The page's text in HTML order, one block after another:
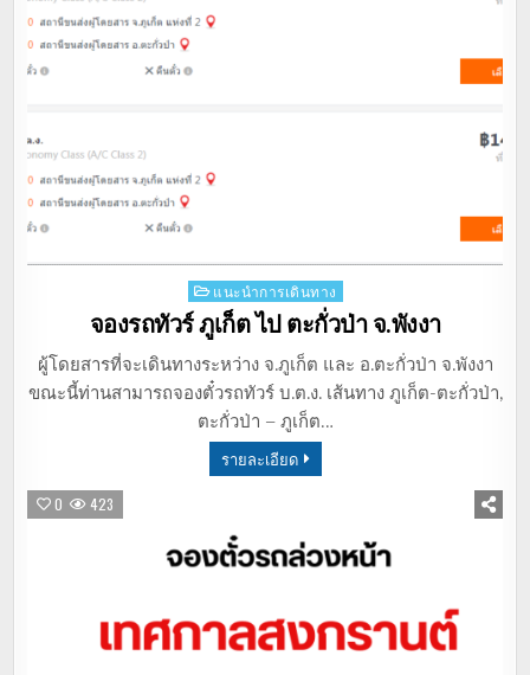
Posted
in
แนะนำการเดินทาง
จองรถทัวร์ ภูเก็ต ไป ตะกั่วป่า จ.พังงา
ผู้โดยสารที่จะเดินทางระหว่าง จ.ภูเก็ต และ อ.ตะกั่วป่า จ.พังงา
ขณะนี้ท่านสามารถจองตั๋วรถทัวร์ บ.ต.ง. เส้นทาง ภูเก็ต-ตะกั่วป่า,
ตะกั่วป่า – ภูเก็ต…
รายละเอียด
0 423